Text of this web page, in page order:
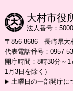
大村市役
法人番号：
〒856-8686 長崎県大
代表電話番号：0957-
開庁時間：8時30分～
1月3日を除く）
土曜日の一部開庁に